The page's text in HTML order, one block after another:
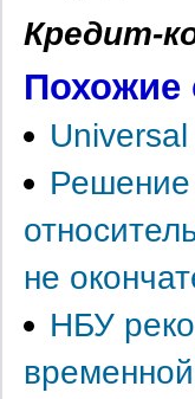
Кредит-
Похожие
не
НБУ